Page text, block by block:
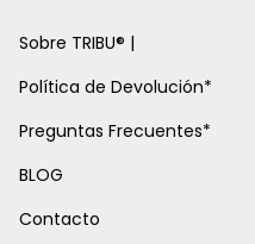
Sobre TRIBU® |
Política de Devolución*
Preguntas Frecuentes*
BLOG
Contacto